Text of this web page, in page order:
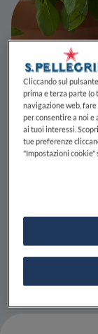
Cliccando sul
prima e terza parte (o
navigazione web,
per consentire a noi
ai tuoi interessi.
tue preferenze
"Impostazioni cookie"